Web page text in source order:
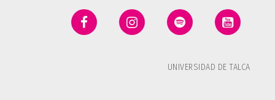
UNIVERSIDAD DE TALCA